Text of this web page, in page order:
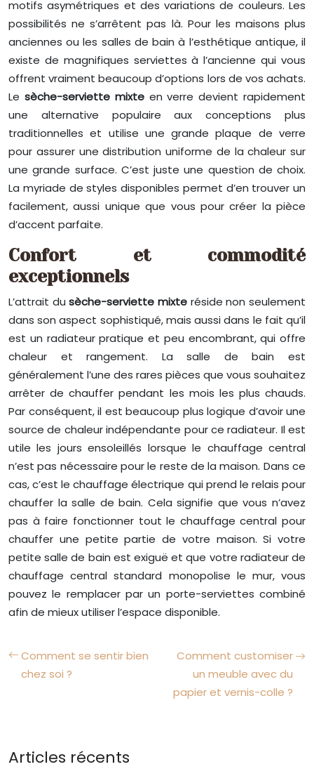
motifs asymétriques et des variations de couleurs. Les
possibilités ne s’arrêtent pas là. Pour les maisons plus
anciennes ou les salles de bain à l’esthétique antique, il
existe de magnifiques serviettes à l’ancienne qui vous
offrent vraiment beaucoup d’options lors de vos achats.
Le sèche-serviette mixteen verre devient rapidement
une alternative populaire aux conceptions plus
traditionnelles et utilise une grande plaque de verre
pour assurer une distribution uniforme de la chaleur sur
une grande surface. C’est juste une question de choix.
La myriade de styles disponibles permet d’en trouver un
facilement, aussi unique que vous pour créer la pièce
d’accent parfaite.
Confort et commodité
exceptionnels
L’attrait dusèche-serviette mixte réside non seulement
dans son aspect sophistiqué, mais aussi dans le fait qu’il
est un radiateur pratique et peu encombrant, qui offre
chaleur et rangement. La salle de bain est
généralement l’une des rares pièces que vous souhaitez
arrêter de chauffer pendant les mois les plus chauds.
Par conséquent, il est beaucoup plus logique d’avoir une
source de chaleur indépendante pour ce radiateur. Il est
utile les jours ensoleillés lorsque le chauffage central
n’est pas nécessaire pour le reste de la maison. Dans ce
cas, c’est le chauffage électrique qui prend le relais pour
chauffer la salle de bain. Cela signifie que vous n’avez
pas à faire fonctionner tout le chauffage central pour
chauffer une petite partie de votre maison. Si votre
petite salle de bain est exiguë et que votre radiateur de
chauffage central standard monopolise le mur, vous
pouvez le remplacer par un porte-serviettes combiné
afin de mieux utiliser l’espace disponible.
Comment se sentir bien
chez soi ?
Comment customiser
un meuble avec du
papier et vernis-colle ?
Articles récents